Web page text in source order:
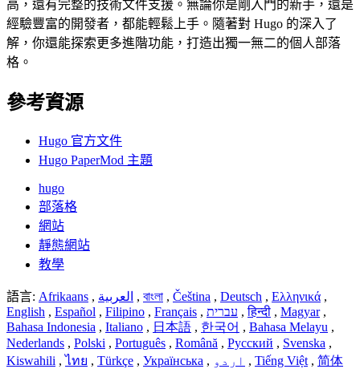
高，還有完整的技術文件支援。無論你是剛入門的新手，還是
經驗豐富的開發者，都能輕鬆上手。隨著對 Hugo 的深入了
解，你還能探索更多進階功能，打造出獨一無二的個人部落
格。
參考資源
Hugo 官方文件
Hugo PaperMod 主題
hugo
部落格
網站
靜態網站
教學
語言: Afrikaans , العربية , বাংলা , Čeština , Deutsch , Ελληνικά ,
English , Español , Filipino , Français , עברית ,हिन्दी , Magyar ,
Bahasa Indonesia , Italiano , 日本語 , 한국어 , Bahasa Melayu ,
Nederlands , Polski , Português , Română , Русский , Svenska ,
Kiswahili ,ไทย , Türkçe , Українська , اردو , Tiếng Việt , 简体